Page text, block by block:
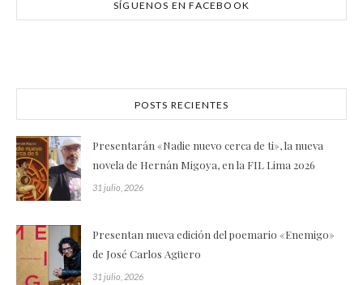
SÍGUENOS EN FACEBOOK
POSTS RECIENTES
Presentarán «Nadie nuevo cerca de ti», la nueva
novela de Hernán Migoya, en la FIL Lima 2026
31 julio, 2026
Presentan nueva edición del poemario «Enemigo»
de José Carlos Agüero
31 julio, 2026